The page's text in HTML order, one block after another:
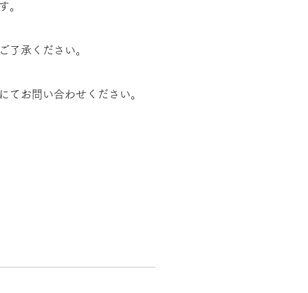
。
了承ください。
お問い合わせください。